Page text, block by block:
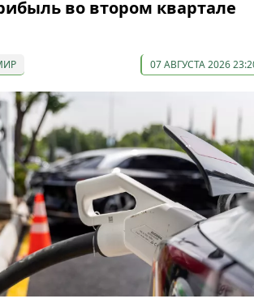
во втором квартале
07 АВГУСТА 2026